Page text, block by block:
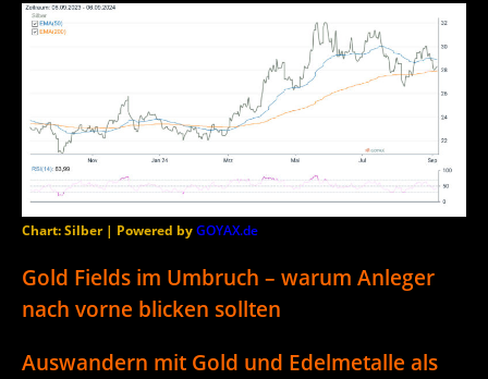
Chart: Silber | Powered byGOYAX.de
Gold Fields im Umbruch – warum Anleger
nach vorne blicken sollten
Auswandern mit Gold und Edelmetalle als